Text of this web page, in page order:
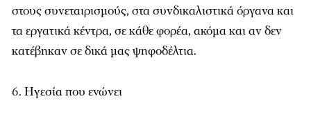
στους συνεταιρισμούς, στα συνδικαλιστικά όργανα και
τα εργατικά κέντρα, σε κάθε φορέα, ακόμα και αν δεν
κατέβηκαν σε δικά μας ψηφοδέλτια.
6. Ηγεσία που ενώνει